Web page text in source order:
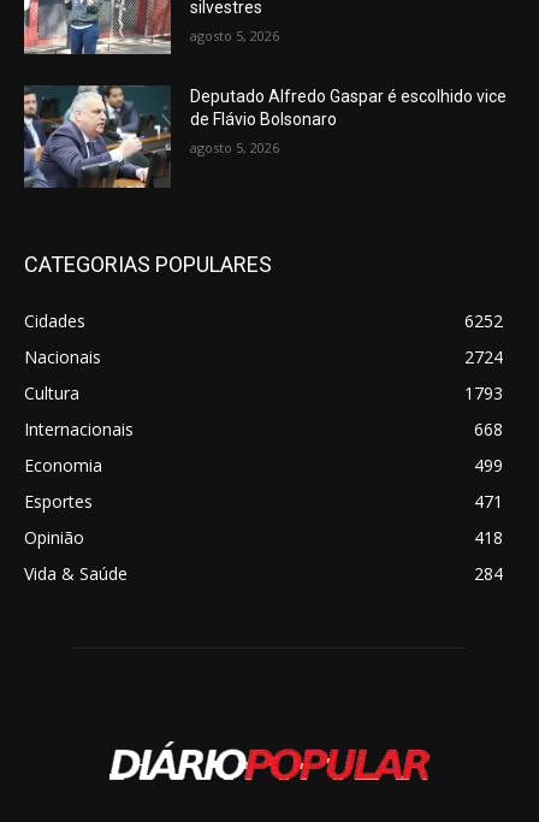
silvestres
agosto 5, 2026
Deputado Alfredo Gaspar é escolhido vice
de Flávio Bolsonaro
agosto 5, 2026
CATEGORIAS POPULARES
Cidades
6252
Nacionais
2724
Cultura
1793
Internacionais
668
Economia
499
Esportes
471
Opinião
418
Vida & Saúde
284